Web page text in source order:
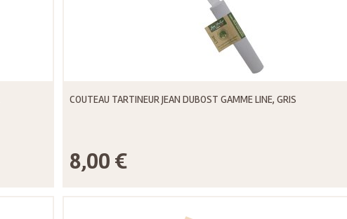
COUTEAU TARTINEUR JEAN DUBOST GAMME LINE, GRIS
8,00 €